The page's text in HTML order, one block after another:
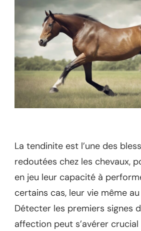
La tendinite est l’une des
redoutées chez les chevaux,
en jeu leur capacité à
certains cas, leur vie même
Détecter les premiers signes
affection peut s’avérer